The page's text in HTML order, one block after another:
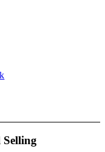
Selling